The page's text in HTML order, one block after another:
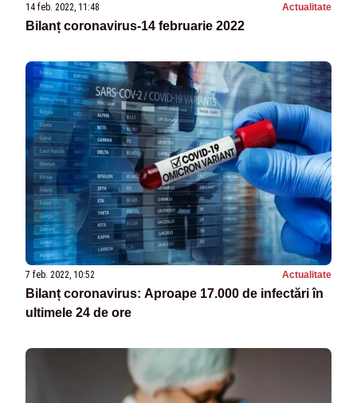
14 feb. 2022, 11:48 Actualitate
Bilanț coronavirus-14 februarie 2022
7 feb. 2022, 10:52 Actualitate
Bilanț coronavirus: Aproape 17.000 de infectări în
ultimele 24 de ore